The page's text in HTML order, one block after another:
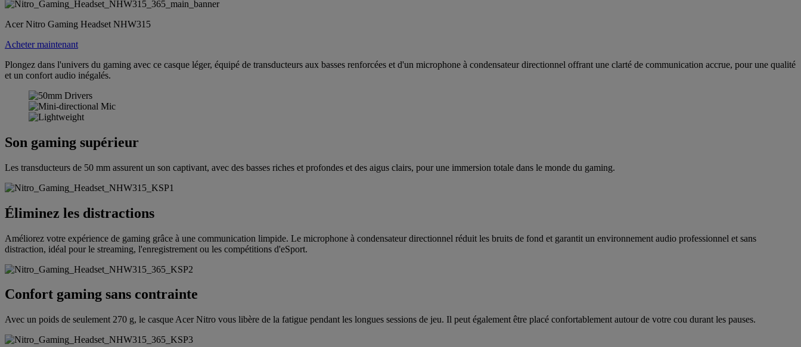
Acer Nitro Gaming Headset NHW315
Acheter maintenant
Plongez dans l'univers du gaming avec ce casque léger, équipé de transducteurs aux basses renforcées et d'un microphone à condensateur directionnel offrant une clarté de communication accrue, pour une qualité
et un confort audio inégalés.
Son gaming supérieur
Les transducteurs de 50 mm assurent un son captivant, avec des basses riches et profondes et des aigus clairs, pour une immersion totale dans le monde du gaming.
Éliminez les distractions
Améliorez votre expérience de gaming grâce à une communication limpide. Le microphone à condensateur directionnel réduit les bruits de fond et garantit un environnement audio professionnel et sans
distraction, idéal pour le streaming, l'enregistrement ou les compétitions d'eSport.
Confort gaming sans contrainte
Avec un poids de seulement 270 g, le casque Acer Nitro vous libère de la fatigue pendant les longues sessions de jeu. Il peut également être placé confortablement autour de votre cou durant les pauses.